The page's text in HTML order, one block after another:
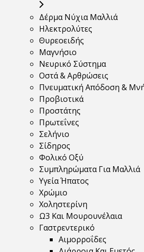
Δέρμα Νύχια Μαλλιά
Ηλεκτρολύτες
Θυρεοειδής
Μαγνήσιο
Νευρικό Σύστημα
Οστά & Αρθρώσεις
Πνευματική Απόδοση &
Προβιοτικά
Προστάτης
Πρωτεΐνες
Σελήνιο
Σίδηρος
Φολικό Οξύ
Συμπληρώματα Για Μαλλιά
Υγεία Ήπατος
Χρώμιο
Χοληστερίνη
Ω3 Και Μουρουνέλαια
Γαστρεντερικό
Αιμορροΐδες